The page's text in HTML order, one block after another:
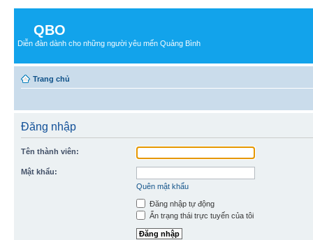
QBO
Diễn đàn dành cho những người yêu mến Quảng Bình
Trang chủ
Đăng nhập
Tên thành viên:
Mật khẩu:
Quên mật khẩu
Đăng nhập tự động
Ẩn trạng thái trực tuyến của tôi